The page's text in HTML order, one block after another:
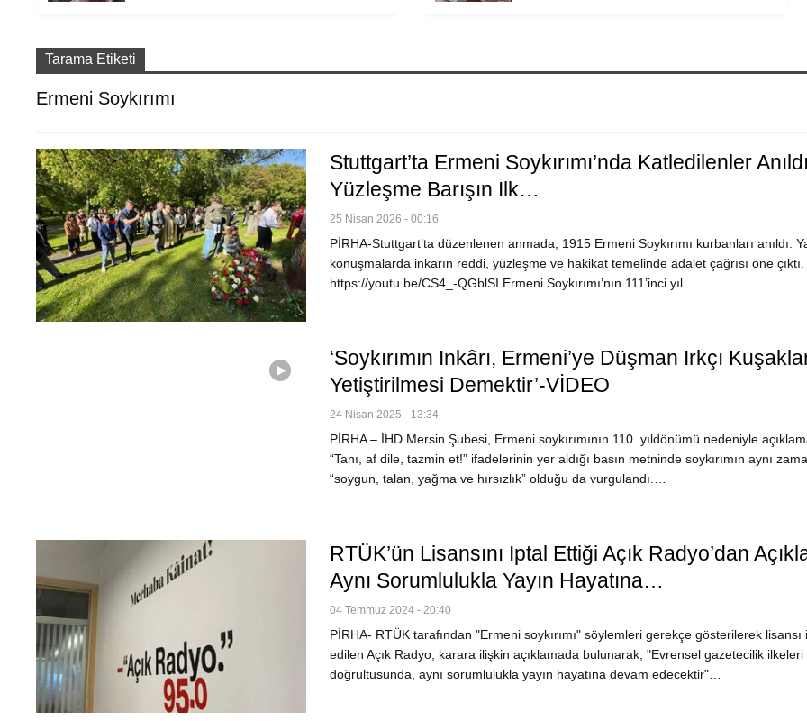
Tarama Etiketi
Ermeni Soykırımı
Stuttgart’ta Ermeni Soykırımı’nda Katledilenler
Yüzleşme Barışın Ilk…
25 Nisan 2026 - 00:16
PİRHA-Stuttgart’ta düzenlenen anmada, 1915 Ermeni Soykırımı kurbanları anıldı.
konuşmalarda inkarın reddi, yüzleşme ve hakikat temelinde adalet çağrısı öne çıktı.
https://youtu.be/CS4_-QGblSI Ermeni Soykırımı’nın 111’inci yıl…
‘Soykırımın Inkârı, Ermeni’ye Düşman Irkçı
Yetiştirilmesi Demektir’-VİDEO
24 Nisan 2025 - 13:34
PİRHA – İHD Mersin Şubesi, Ermeni soykırımının 110. yıldönümü nedeniyle
“Tanı, af dile, tazmin et!” ifadelerinin yer aldığı basın metninde soykırımın aynı
“soygun, talan, yağma ve hırsızlık” olduğu da vurgulandı.…
RTÜK’ün Lisansını Iptal Ettiği Açık Radyo’dan
Aynı Sorumlulukla Yayın Hayatına…
04 Temmuz 2024 - 20:40
PİRHA- RTÜK tarafından "Ermeni soykırımı" söylemleri gerekçe gösterilerek lisansı
edilen Açık Radyo, karara ilişkin açıklamada bulunarak, "Evrensel gazetecilik ilkeleri
doğrultusunda, aynı sorumlulukla yayın hayatına devam edecektir"…